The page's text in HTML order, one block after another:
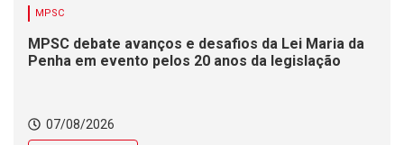
MPSC
MPSC debate avanços e desafios da Lei Maria da
Penha em evento pelos 20 anos da legislação
07/08/2026